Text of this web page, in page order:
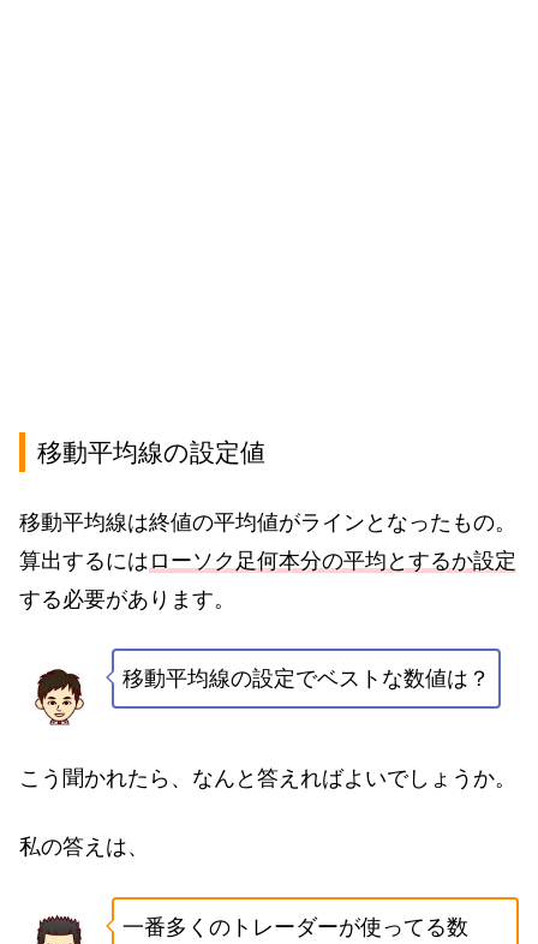
移動平均線の設定値
移動平均線は終値の平均値がラインとなったもの。
算出するには ローソク足何本分の平均とするか設定
する必要があります。
移動平均線の設定でベストな数値は？
こう聞かれたら、なんと答えればよいでしょうか。
私の答えは、
一番多くのトレーダーが使ってる数